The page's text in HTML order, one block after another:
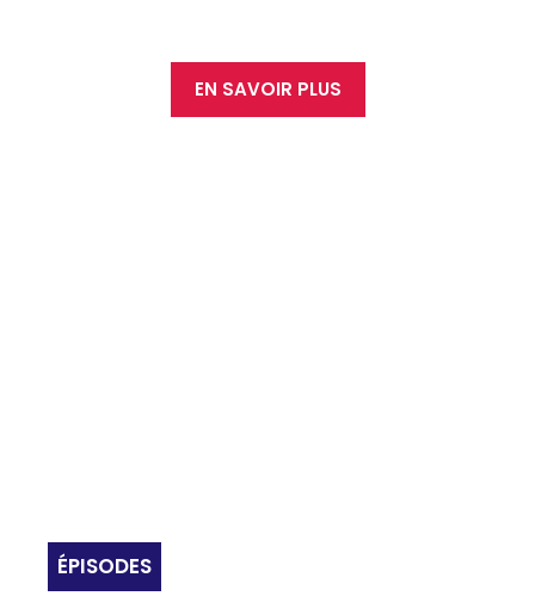
EN SAVOIR PLUS
ÉPISODES